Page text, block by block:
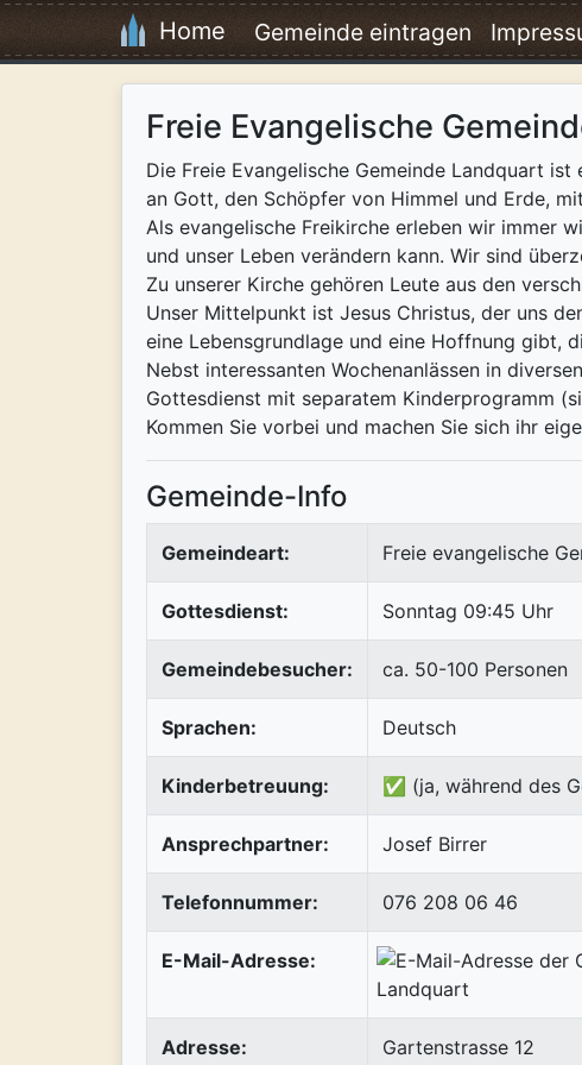
Home Gemeinde eintragen
Freie Evangelische
Die Freie Evangelische Gemeinde Landquart
an Gott, den Schöpfer von Himmel und Erde,
Als evangelische Freikirche erleben wir immer
und unser Leben verändern kann. Wir sind
Zu unserer Kirche gehören Leute aus den
Unser Mittelpunkt ist Jesus Christus, der uns
eine Lebensgrundlage und eine Hoffnung gibt,
Nebst interessanten Wochenanlässen in
Gottesdienst mit separatem Kinderprogramm
Kommen Sie vorbei und machen Sie sich ihr
Gemeinde-Info
Gemeindeart: Freie evangelische
Gottesdienst: Sonntag 09:45 Uhr
Gemeindebesucher: ca. 50-100 Personen
Sprachen: Deutsch
Kinderbetreuung: ✅ (ja, während des
Ansprechpartner: Josef Birrer
Telefonnummer: 076 208 06 46
E-Mail-Adresse:
Adresse:
Gartenstrasse 12